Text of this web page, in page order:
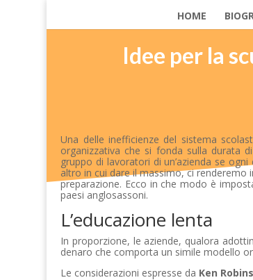
HOME
Idee per la
Una delle inefficienze del sistema
organizzativa che si fonda sulla durata
gruppo di lavoratori di un’azienda se
altro in cui dare il massimo, ci
preparazione. Ecco in che modo è
paesi anglosassoni.
L’educazione lenta
In proporzione, le aziende, qualora
denaro che comporta un simile modello
Le considerazioni espresse da Ken